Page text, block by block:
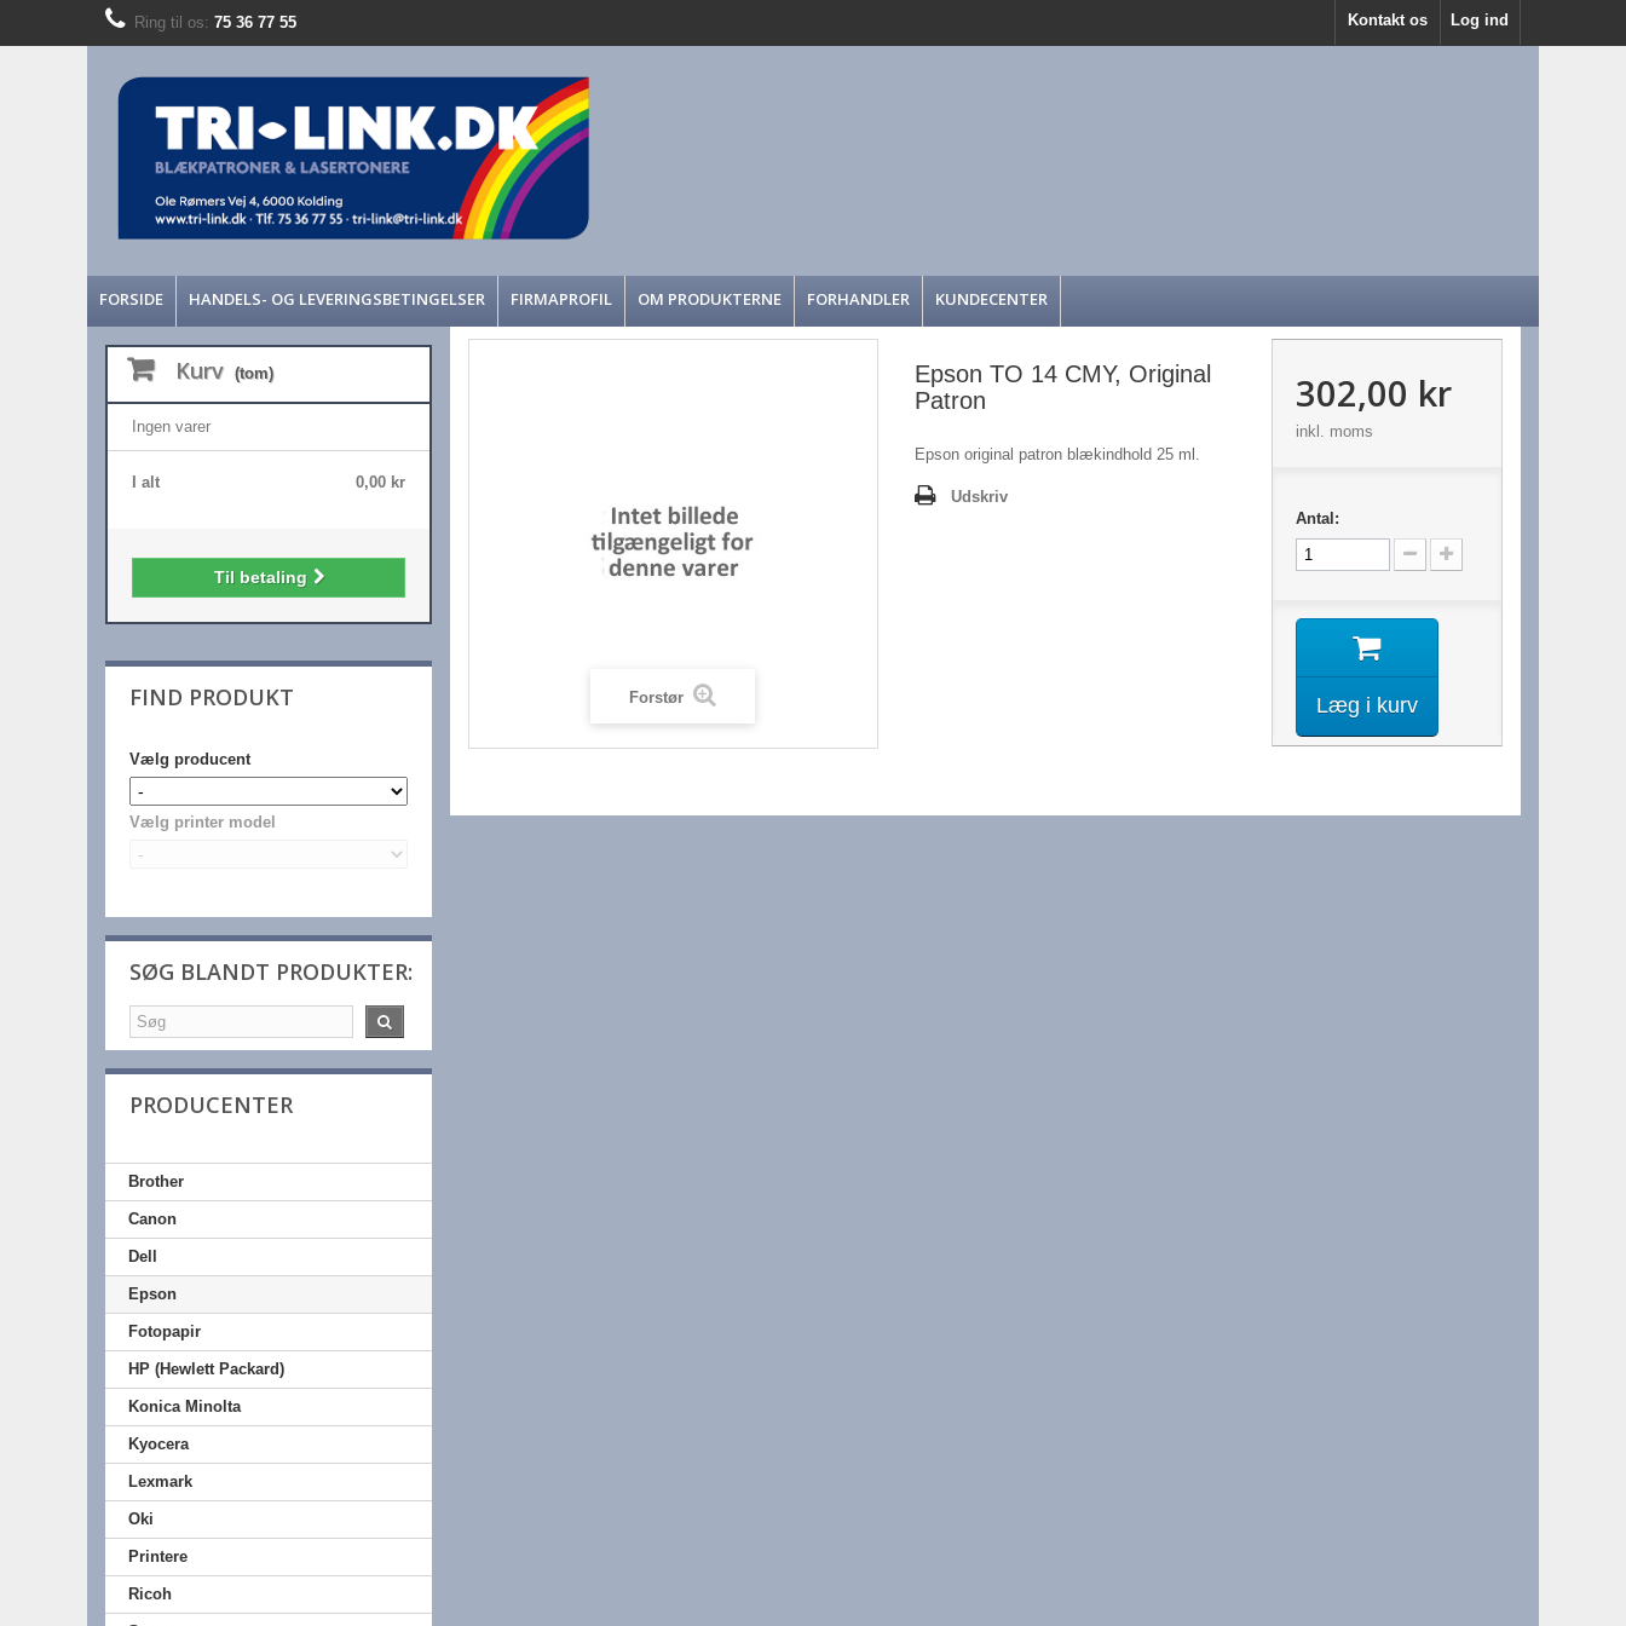
Log ind
Kontakt os
Ring til os: 75 36 77 55
FORSIDE HANDELS- OG LEVERINGSBETINGELSER FIRMAPROFIL OM PRODUKTERNE FORHANDLER KUNDECENTER
Kurv (tom)
Ingen varer
0,00 kr
I alt
Til betaling
FIND PRODUKT
Vælg producent
Vælg printer model
SØG BLANDT PRODUKTER:
PRODUCENTER
Brother
Canon
Dell
Epson
Fotopapir
HP (Hewlett Packard)
Konica Minolta
Kyocera
Lexmark
Oki
Printere
Ricoh
Forstør
Epson TO 14 CMY, Original
Patron
Epson original patron blækindhold 25 ml.
Udskriv
302,00 kr
inkl. moms
Antal:
Læg i kurv